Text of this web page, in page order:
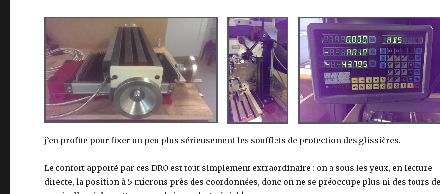
j’en profite pour fixer un peu plus sérieusement les soufflets de protection des glissières.
Le confort apporté par ces DRO est tout simplement extraordinaire : on a sous les yeux, en lecture
directe, la position à 5 microns près des coordonnées, donc on ne se préoccupe plus ni des tours